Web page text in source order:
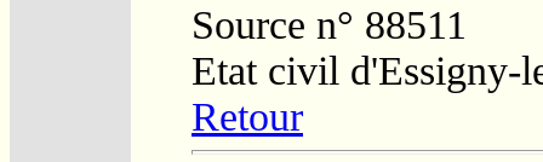
Source n° 88511
Etat civil d'Essigny-
Retour